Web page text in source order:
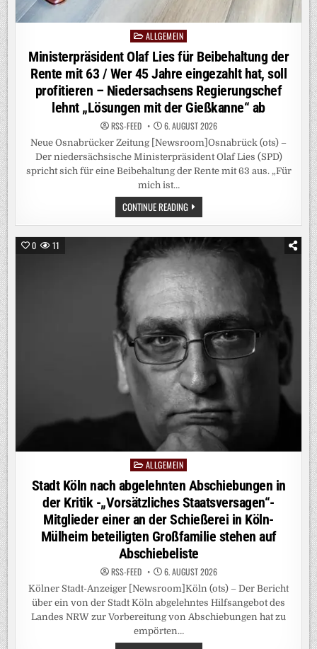
MEHR“
Posted
in
ALLGEMEIN
Ministerpräsident Olaf Lies für Beibehaltung der
Rente mit 63 / Wer 45 Jahre eingezahlt hat, soll
profitieren – Niedersachsens Regierungschef
lehnt „Lösungen mit der Gießkanne“ ab
RSS-FEED 6. AUGUST 2026
Neue Osnabrücker Zeitung [Newsroom]Osnabrück (ots) –
Der niedersächsische Ministerpräsident Olaf Lies (SPD)
spricht sich für eine Beibehaltung der Rente mit 63 aus. „Für
mich ist…
CONTINUE READINGMINISTERPRÄSIDENT
OLAF
LIES
FÜR
BEIBEHALTUNG
DER
RENTE
MIT
63
/
WER
45
JAHRE
EINGEZAHLT
HAT,
SOLL
PROFITIEREN
–
NIEDERSACHSENS
REGIERUNGSCHEF
LEHNT
„LÖSUNGEN
MIT
DER
GIESSKANNE“ A
B
0 11
PostedALLGEMEIN
Stadt Köln nach abgelehnten Abschiebungen in
der Kritik -„Vorsätzliches Staatsversagen“-
Mitglieder einer an der Schießerei in Köln-
Mülheim beteiligten Großfamilie stehen auf
Abschiebeliste
RSS-FEED 6. AUGUST 2026
Kölner Stadt-Anzeiger [Newsroom]Köln (ots) – Der Bericht
über ein von der Stadt Köln abgelehntes Hilfsangebot des
Landes NRW zur Vorbereitung von Abschiebungen hat zu
empörten…